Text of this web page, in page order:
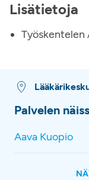
Lisätietoja
Työskentelen
Palvelen
Aava Kuopio